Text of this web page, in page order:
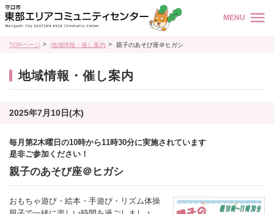
MENU
TOPページ 地域情報・催し案内 親子のあそび座＠ヒガシ
地域情報・催し案内
2025年7月10日(木)
毎月第2木曜日の10時から11時30分に実施されています
是非ご参加ください！
親子のあそび座＠ヒガシ
おもちゃ遊び・絵本・手遊び・リズム体操